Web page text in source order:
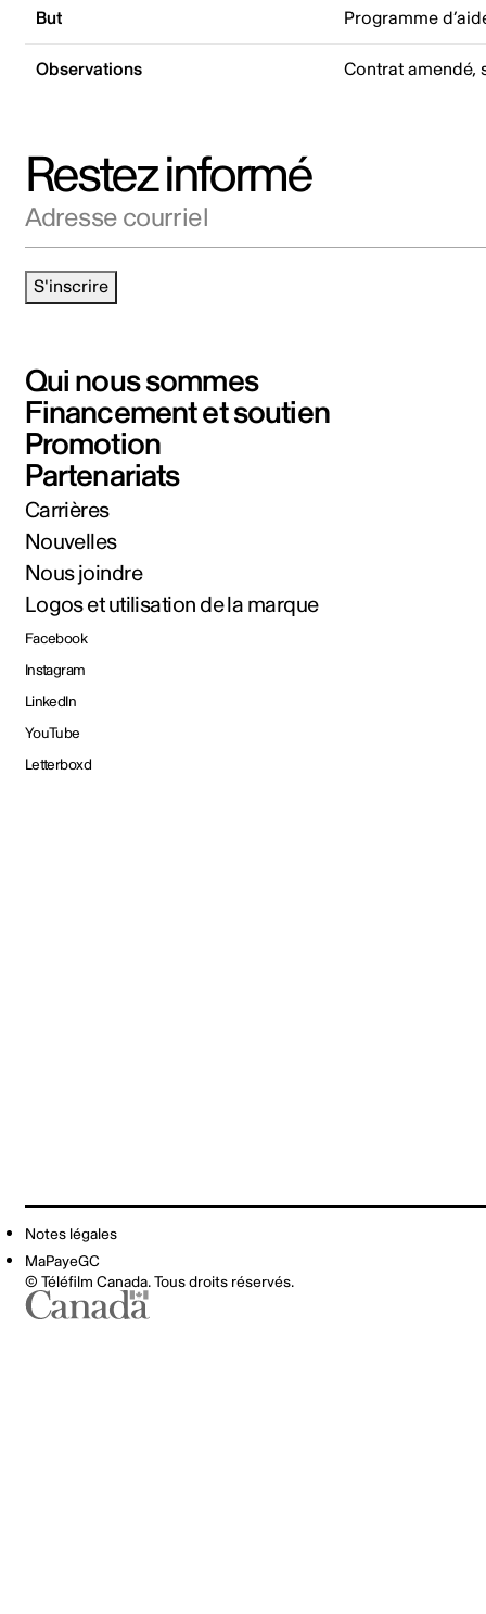
But Programme
Observations Contrat amendé,
Restez informé
S'inscrire
Qui nous sommes
Financement et soutien
Promotion
Partenariats
Carrières
Nouvelles
Nous joindre
Logos et utilisation de la marque
Facebook
Instagram
LinkedIn
YouTube
Letterboxd
Notes légales
MaPayeGC
© Téléfilm Canada. Tous droits réservés.